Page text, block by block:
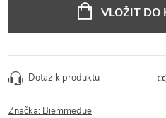
VLOŽIT DO
Dotaz k produktu
Značka: Biemmedue